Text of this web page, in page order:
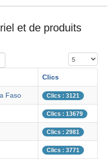
et de produits
Affichage #
Clics
Faso Clics : 3121
Clics : 13679
Clics : 2981
Clics : 3771